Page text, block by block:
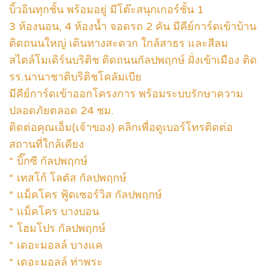
บิ้วอินทุกชั้น พร้อมอยู่ มีโต๊ะสนุกเกอร์ชั้น 1
3 ห้องนอน, 4 ห้องน้ำ จอดรถ 2 คัน มีคีย์การ์ดเข้าบ้าน
ติดถนนใหญ่ เดินทางสะดวก ใกล้สาธร และสีลม
สไตล์โมเดิร์นบริติช ติดถนนกัลปพฤกษ์ ฝั่งเข้าเมือง ติด
รร.นานาชาติบริติชโคลัมเบีย
มีคีย์การ์ดเข้าออกโครงการ พร้อมระบบรักษาความ
ปลอดภัยตลอด 24 ชม.
ติดต่อคุณเอ็ม(เจ้าของ) คลิกเพื่อดูเบอร์โทรติดต่อ
สถานที่ใกล้เคียง
* บิ๊กซี กัลปพฤกษ์
* เทสโก้ โลตัส กัลปพฤกษ์
* แม็คโคร ฟู้ดเซอร์วิส กัลปพฤกษ์
* แม็คโคร บางบอน
* โฮมโปร กัลปพฤกษ์
* เดอะมอลล์ บางแค
* เดอะมอลล์ ท่าพระ